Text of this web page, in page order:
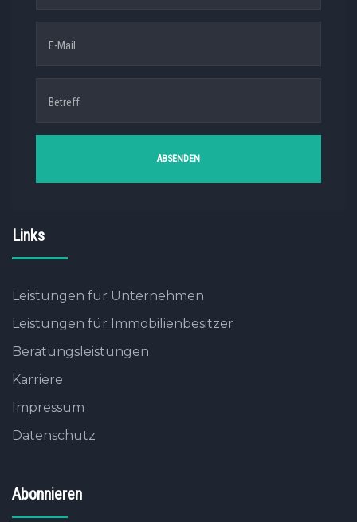
Links
Leistungen für Unternehmen
Leistungen für Immobilienbesitzer
Beratungsleistungen
Karriere
Impressum
Datenschutz
Abonnieren